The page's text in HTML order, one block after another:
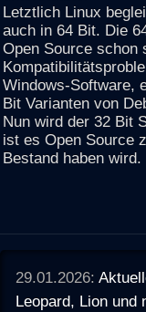
Letztlich Linux
auch in 64 Bit. Die
Open Source schon
Windows-Software,
Bit Varianten von
Nun wird der 32 Bit
ist es Open Source
Bestand haben wird.
29.01.2026:
Leopard, Lion und